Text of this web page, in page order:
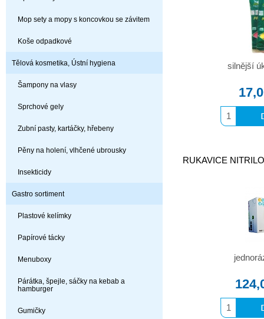
Mop sety a mopy s koncovkou se závitem
Koše odpadkové
Tělová kosmetika, Ústní hygiena
Šampony na vlasy
Sprchové gely
Zubní pasty, kartáčky, hřebeny
Pěny na holení, vlhčené ubrousky
Insekticidy
Gastro sortiment
Plastové kelímky
Papírové tácky
Menuboxy
Párátka, špejle, sáčky na kebab a
hamburger
Gumičky
silnější
RUKAVICE